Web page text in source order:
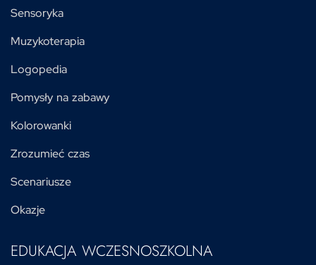
Sensoryka
Muzykoterapia
Logopedia
Pomysły na zabawy
Kolorowanki
Zrozumieć czas
Scenariusze
Okazje
EDUKACJA WCZESNOSZKOLNA